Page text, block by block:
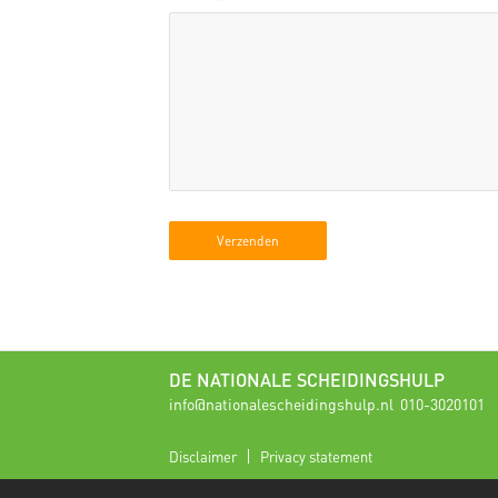
DE NATIONALE SCHEIDINGSHULP
info@nationalescheidingshulp.nl 010-3020101
Disclaimer Privacy statement